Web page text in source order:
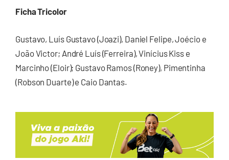
Ficha Tricolor
Gustavo, Luís Gustavo (Joazi), Daniel Felipe, Joécio e
João Victor; André Luís (Ferreira), Vinícius Kiss e
Marcinho (Eloir); Gustavo Ramos (Roney), Pimentinha
(Robson Duarte) e Caio Dantas.